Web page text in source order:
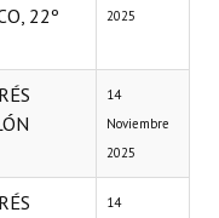
22º
2025
14
Noviembre
2025
14